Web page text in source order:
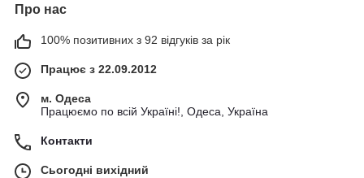
Про нас
100% позитивних з 92 відгуків за рік
Працює з 22.09.2012
м. Одеса
Працюємо по всій Україні!, Одеса, Україна
Контакти
Сьогодні вихідний